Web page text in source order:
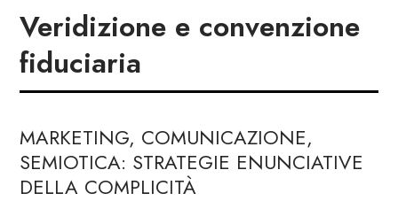
Veridizione e convenzione
fiduciaria
MARKETING, COMUNICAZIONE,
SEMIOTICA: STRATEGIE ENUNCIATIVE
DELLA COMPLICITÀ